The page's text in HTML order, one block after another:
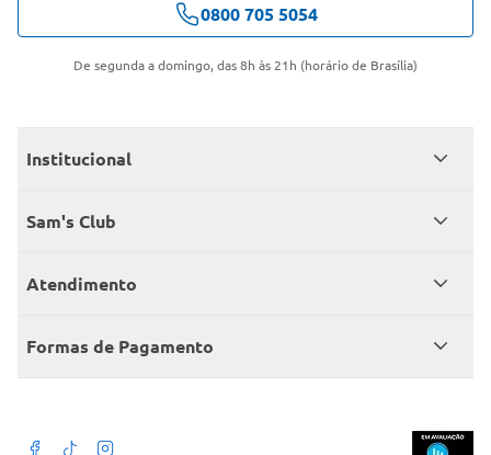
0800 705 5054
De segunda a domingo, das 8h às 21h (horário de Brasília)
Institucional
Quem somos
Encontre um Clube
Sam's Club
Seja sócio
Member’s Mark
Atendimento
Fale conosco
Atendimento em libras
Formas de Pagamento